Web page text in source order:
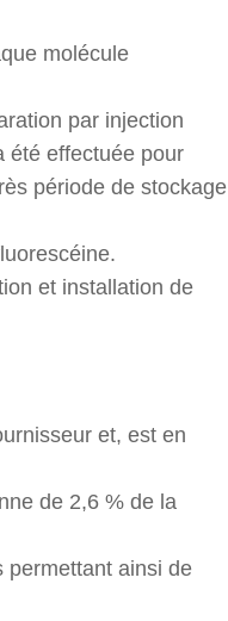
molécule
par injection
été effectuée pour
période de stockage
et installation de
et, est en
de 2,6 % de la
permettant ainsi de